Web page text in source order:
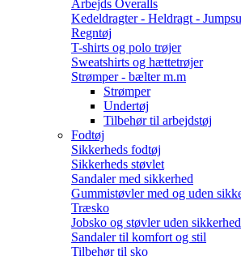
Arbejds Overalls
Kedeldragter - Heldragt -
Regntøj
T-shirts og polo trøjer
Sweatshirts og hættetrøjer
Strømper - bælter m.m
Strømper
Undertøj
Tilbehør til arbejdstøj
Fodtøj
Sikkerheds fodtøj
Sikkerheds støvlet
Sandaler med sikkerhed
Gummistøvler med og uden
Træsko
Jobsko og støvler uden sikkerhed
Sandaler til komfort og stil
Tilbehør til sko